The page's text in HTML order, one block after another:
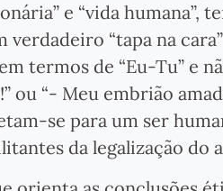
e “vida
verdadeiro “tapa na
termos de “Eu-Tu” e
ou “- Meu embrião
se para um ser
da legalização do